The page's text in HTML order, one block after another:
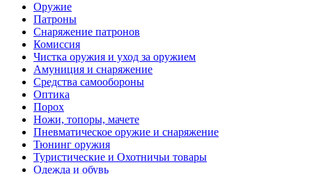
Оружие
Патроны
Снаряжение патронов
Комиссия
Чистка оружия и уход за оружием
Амуниция и снаряжение
Средства самообороны
Оптика
Порох
Ножи, топоры, мачете
Пневматическое оружие и снаряжение
Тюнинг оружия
Туристические и Охотничьи товары
Одежда и обувь